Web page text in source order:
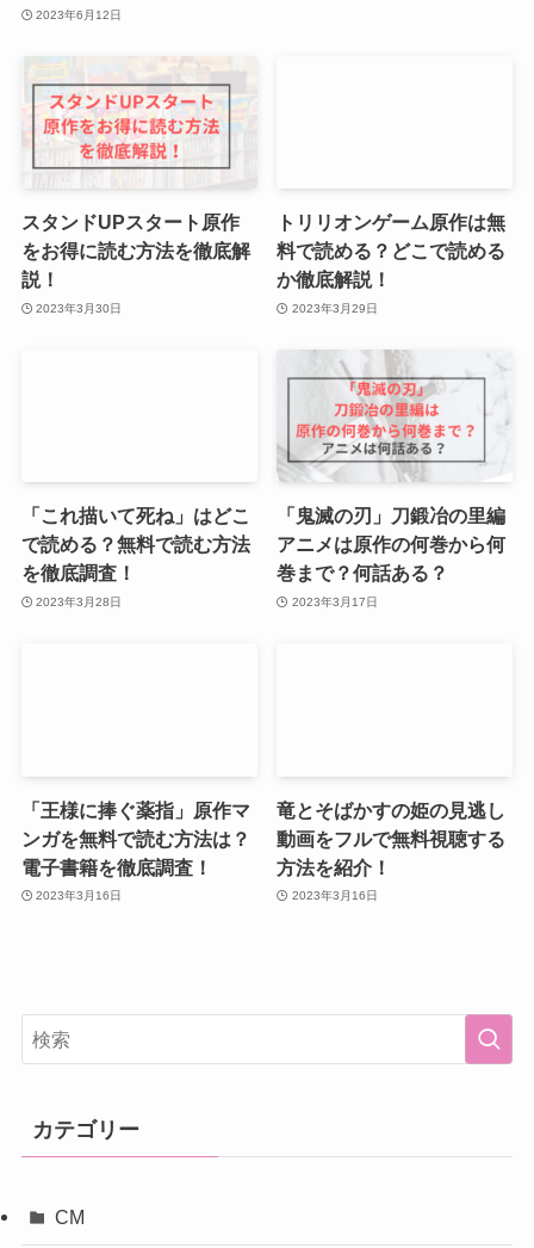
2023年6月12日
スタンドUPスタート原作
をお得に読む方法を徹底解
説！
2023年3月30日
トリリオンゲーム原作は無
料で読める？どこで読める
か徹底解説！
2023年3月29日
「これ描いて死ね」はどこ
で読める？無料で読む方法
を徹底調査！
2023年3月28日
「鬼滅の刃」刀鍛冶の里編
アニメは原作の何巻から何
巻まで？何話ある？
2023年3月17日
「王様に捧ぐ薬指」原作マ
ンガを無料で読む方法は？
電子書籍を徹底調査！
2023年3月16日
竜とそばかすの姫の見逃し
動画をフルで無料視聴する
方法を紹介！
2023年3月16日
カテゴリー
CM